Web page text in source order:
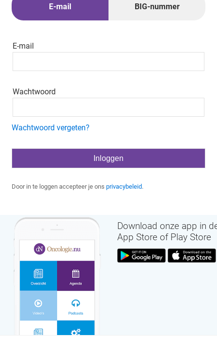
E-mail
E-mail
Wachtwoord
Wachtwoord vergeten?
Door in te loggen accepteer je ons privacybeleid.
BIG-nummer
Download onze app in
App Store of Play Store